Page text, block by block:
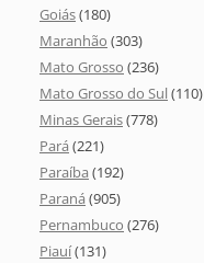
Goiás(180)
Maranhão (303)
Mato Grosso (236)
Mato Grosso do Sul(110)
Minas Gerais(778)
Pará (221)
Paraíba (192)
Paraná (905)
Pernambuco (276)
Piauí(131)